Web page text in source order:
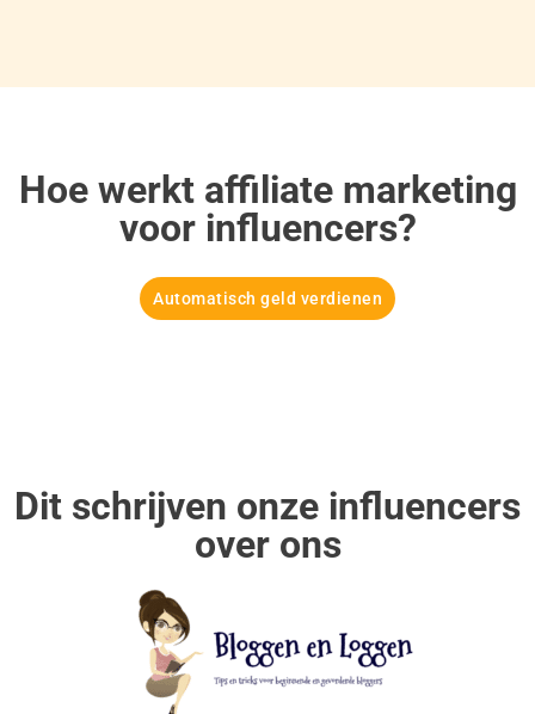
Hoe werkt affiliate marketing
voor influencers?
Automatisch geld verdienen
Dit schrijven onze influencers
over ons